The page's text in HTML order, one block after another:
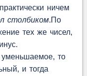
ничем
столбиком.По
тех же чисел,
то
и тогда